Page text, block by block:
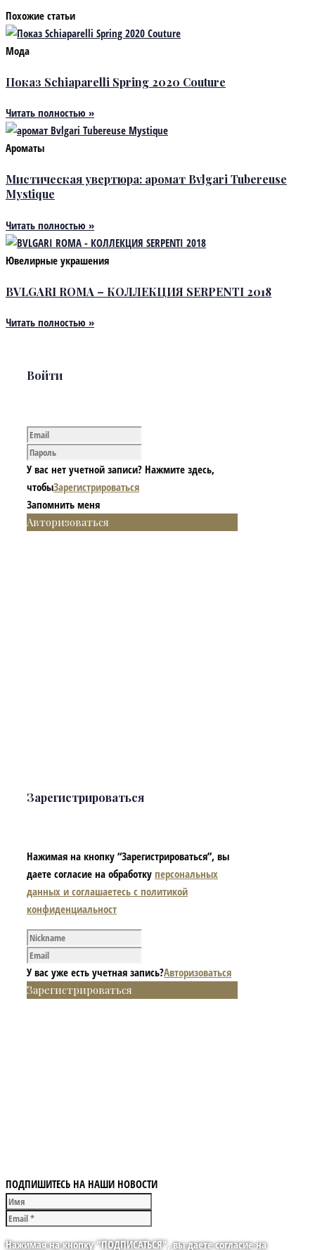
Похожие статьи
Мода
Показ Schiaparelli Spring 2020 Couture
Читать полностью »
Ароматы
Мистическая увертюра: аромат Bvlgari Tubereuse
Mystique
Читать полностью »
Ювелирные украшения
BVLGARI ROMA – КОЛЛЕКЦИЯ SERPENTI 2018
Читать полностью »
Войти
У вас нет учетной записи? Нажмите здесь,
чтобыЗарегистрироваться
Запомнить меня
Авторизоваться
Зарегистрироваться
Нажимая на кнопку “Зарегистрироваться”, вы
даете согласие на обработку персональных
данных и соглашаетесь с политикой
конфиденциальност
У вас уже есть учетная запись?Авторизоваться
Зарегистрироваться
ПОДПИШИТЕСЬ НА НАШИ НОВОСТИ
Нажимая на кнопку "ПОДПИСАТЬСЯ", вы даете согласие на